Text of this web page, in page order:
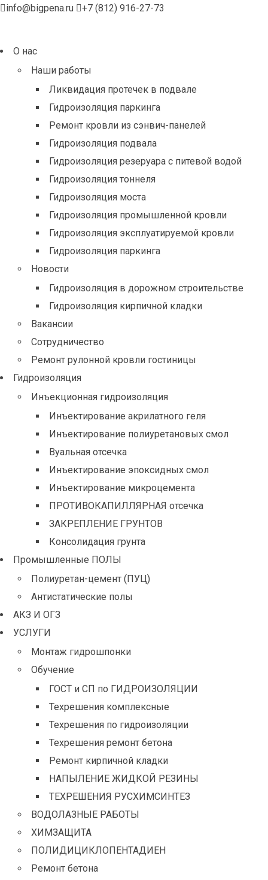
info@bigpena.ru +7 (812) 916-27-73
О нас
Наши работы
Ликвидация протечек в подвале
Гидроизоляция паркинга
Ремонт кровли из сэнвич-панелей
Гидроизоляция подвала
Гидроизоляция резеруара с питевой водой
Гидроизоляция тоннеля
Гидроизоляция моста
Гидроизоляция промышленной кровли
Гидроизоляция эксплуатируемой кровли
Гидроизоляция паркинга
Новости
Гидроизоляция в дорожном строительстве
Гидроизоляция кирпичной кладки
Вакансии
Сотрудничество
Ремонт рулонной кровли гостиницы
Гидроизоляция
Инъекционная гидроизоляция
Инъектирование акрилатного геля
Инъектирование полиуретановых смол
Вуальная отсечка
Инъектирование эпоксидных смол
Инъектирование микроцемента
ПРОТИВОКАПИЛЛЯРНАЯ отсечка
ЗАКРЕПЛЕНИЕ ГРУНТОВ
Консолидация грунта
Промышленные ПОЛЫ
Полиуретан-цемент (ПУЦ)
Антистатические полы
АКЗ И ОГЗ
УСЛУГИ
Монтаж гидрошпонки
Обучение
ГОСТ и СП по ГИДРОИЗОЛЯЦИИ
Техрешения комплексные
Техрешения по гидроизоляции
Техрешения ремонт бетона
Ремонт кирпичной кладки
НАПЫЛЕНИЕ ЖИДКОЙ РЕЗИНЫ
ТЕХРЕШЕНИЯ РУСХИМСИНТЕЗ
ВОДОЛАЗНЫЕ РАБОТЫ
ХИМЗАЩИТА
ПОЛИДИЦИКЛОПЕНТАДИЕН
Ремонт бетона